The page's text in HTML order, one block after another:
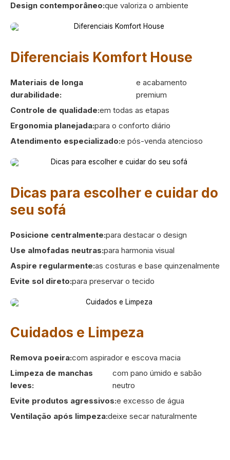
Design contemporâneo:que valoriza o ambiente
Diferenciais Komfort House
Materiais de longa
durabilidade:
e acabamento
premium
Controle de qualidade:em todas as etapas
Ergonomia planejada:para o conforto diário
Atendimento especializado:e pós-venda atencioso
Dicas para escolher e cuidar do
seu sofá
Posicione centralmente:para destacar o design
Use almofadas neutras:para harmonia visual
Aspire regularmente:as costuras e base quinzenalmente
Evite sol direto:para preservar o tecido
Cuidados e Limpeza
Remova poeira:com aspirador e escova macia
Limpeza de manchas
leves:
com pano úmido e sabão
neutro
Evite produtos agressivos:e excesso de água
Ventilação após limpeza:deixe secar naturalmente